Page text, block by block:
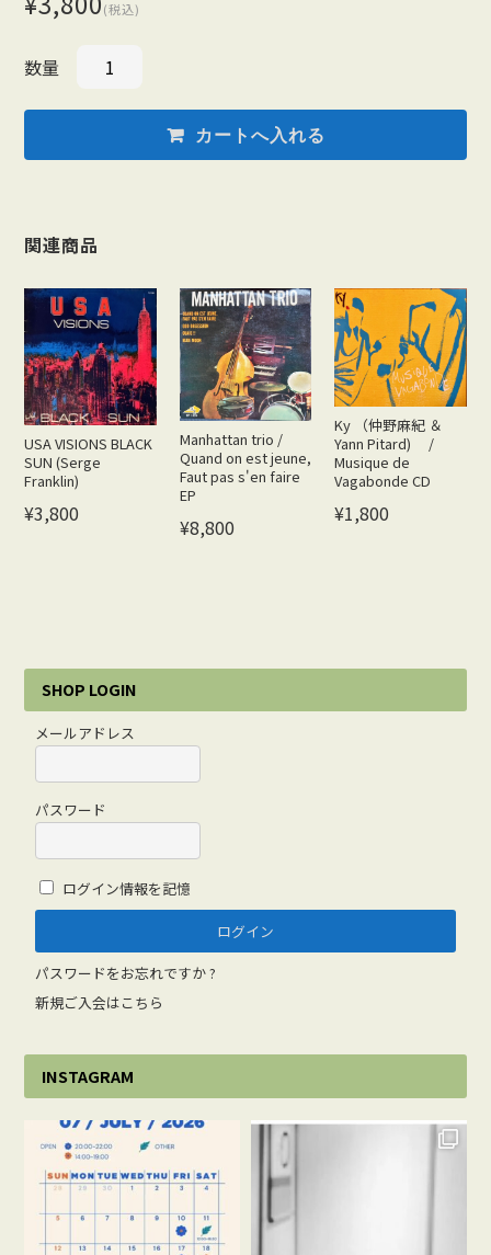
(税込)
数量
関連商品
USA VISIONS BLACK
SUN (Serge
Franklin)
¥3,800
Manhattan trio /
Quand on est jeune,
Faut pas s'en faire
EP
¥8,800
Ky （仲野麻紀 ＆
Yann Pitard) /
Musique de
Vagabonde CD
¥1,800
SHOP LOGIN
メールアドレス
パスワード
ログイン情報を記憶
パスワードをお忘れですか ?
新規ご入会はこちら
INSTAGRAM